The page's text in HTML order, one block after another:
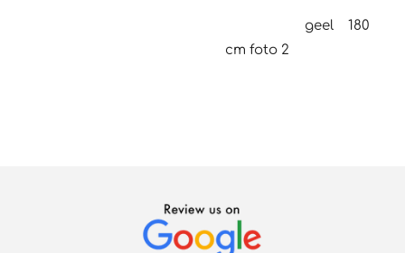
geel 180
cm foto 2